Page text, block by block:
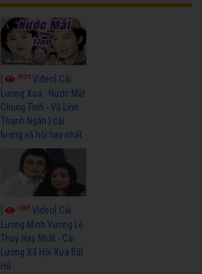
6926Video] Cải
Lương Xưa : Nước Mắt
Chung Tình - Vũ Linh
Thanh Ngân | cải
lương xã hội hay nhất
6688Video] Cải
Lương Minh Vương Lệ
Thuỷ Hay Nhất - Cải
Lương Xã Hội Xưa Bất
Hủ